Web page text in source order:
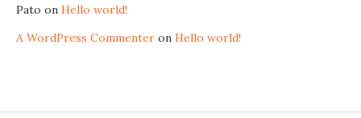
Pato on Hello world!
A WordPress Commenter on Hello world!